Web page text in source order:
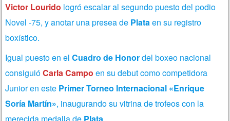
Victor Lourido logró escalar al segundo puesto del podio
Novel -75, y anotar una presea de Plataen su registro
boxístico.
Igual puesto en elCuadro de Honordel boxeo nacional
consiguióCarla Campo en su debut como competidora
Junior en este Primer Torneo Internacional «Enrique
Soría Martín», inaugurando su vitrina de trofeos con la